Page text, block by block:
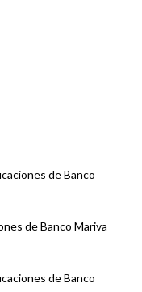
de Banco
de Banco Mariva
de Banco